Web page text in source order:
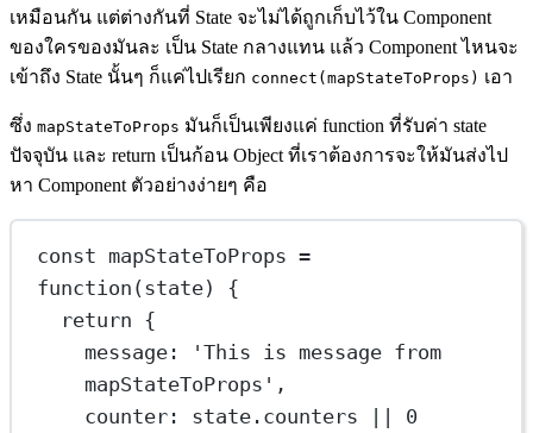
เหมือนกัน แต่ต่างกันที่ State จะไม่ได้ถูกเก็บไว้ใน Component
ของใครของมันละ เป็น State กลางแทน แล้ว Component ไหนจะ
เข้าถึง State นั้นๆ ก็แค่ไปเรียก connect(mapStateToProps) เอา
ซึ่ง mapStateToProps มันก็เป็นเพียงแค่ function ที่รับค่า state
ปัจจุบัน และ return เป็นก้อน Object ที่เราต้องการจะให้มันส่งไป
หา Component ตัวอย่างง่ายๆ คือ
const mapStateToProps =
function (state) {
return {
message:
'This is message from
mapStateToProps' ,
counter: state.counters
|| 0